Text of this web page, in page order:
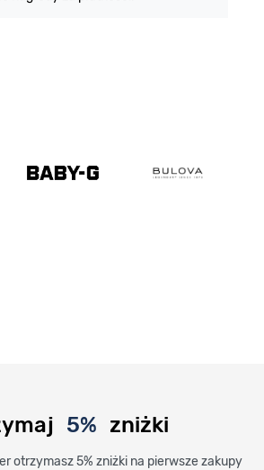
5% zniżki
otrzymasz 5% zniżki na pierwsze zakupy